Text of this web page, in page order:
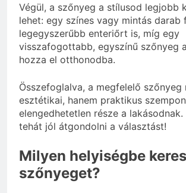
Végül, a szőnyeg a stílusod legjobb
lehet: egy színes vagy mintás darab
legegyszerűbb enteriőrt is, míg egy
visszafogottabb, egyszínű szőnyeg
hozza el otthonodba.
Összefoglalva, a megfelelő szőnyeg
esztétikai, hanem praktikus
elengedhetetlen része a lakásodnak.
tehát jól átgondolni a választást!
Milyen helyiségbe
szőnyeget?